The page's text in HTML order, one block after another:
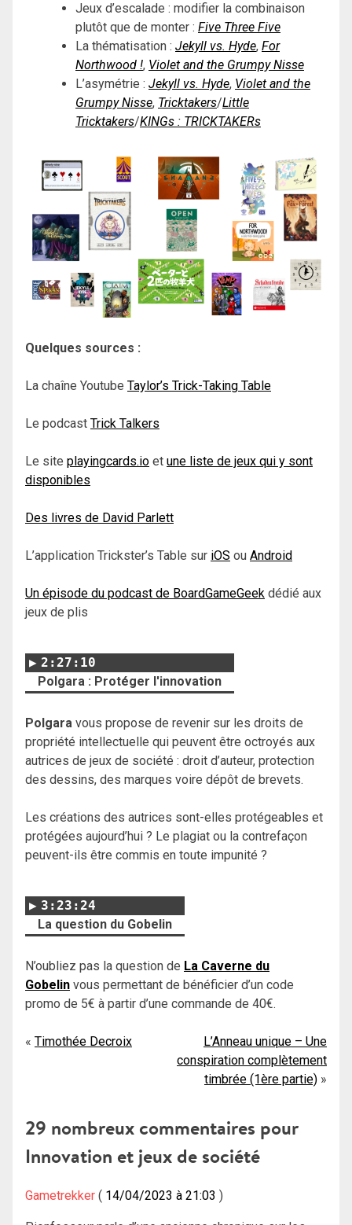
Jeux d’escalade : modifier la combinaison
plutôt que de monter : Five Three Five
La thématisation : Jekyll vs. Hyde, For
Northwood !, Violet and the Grumpy Nisse
L’asymétrie : Jekyll vs. Hyde, Violet and the
Grumpy Nisse, Tricktakers/Little
Tricktakers/KINGs : TRICKTAKERs
Quelques sources :
La chaîne Youtube Taylor’s Trick-Taking Table
Le podcast Trick Talkers
Le site playingcards.io et une liste de jeux qui y sont
disponibles
Des livres de David Parlett
L’application Trickster’s Table sur iOS ou Android
Un épisode du podcast de BoardGameGeek dédié aux
jeux de plis
2:27:10
Polgara : Protéger l'innovation
Polgara vous propose de revenir sur les droits de
propriété intellectuelle qui peuvent être octroyés aux
autrices de jeux de société : droit d’auteur, protection
des dessins, des marques voire dépôt de brevets.
Les créations des autrices sont-elles protégeables et
protégées aujourd’hui ? Le plagiat ou la contrefaçon
peuvent-ils être commis en toute impunité ?
3:23:24
La question du Gobelin
N’oubliez pas la question de La Caverne du
Gobelin vous permettant de bénéficier d’un code
promo de 5€ à partir d’une commande de 40€.
Navigation
Timothée Decroix
L’Anneau unique – Une
conspiration complètement
timbrée (1ère partie)
29 nombreux commentaires pour
Innovation et jeux de société
Gametrekker 14/04/2023 à 21:03